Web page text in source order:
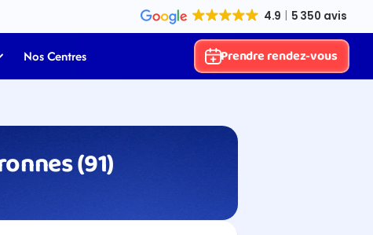
Nos Centres Prendre rendez-vous
(91)